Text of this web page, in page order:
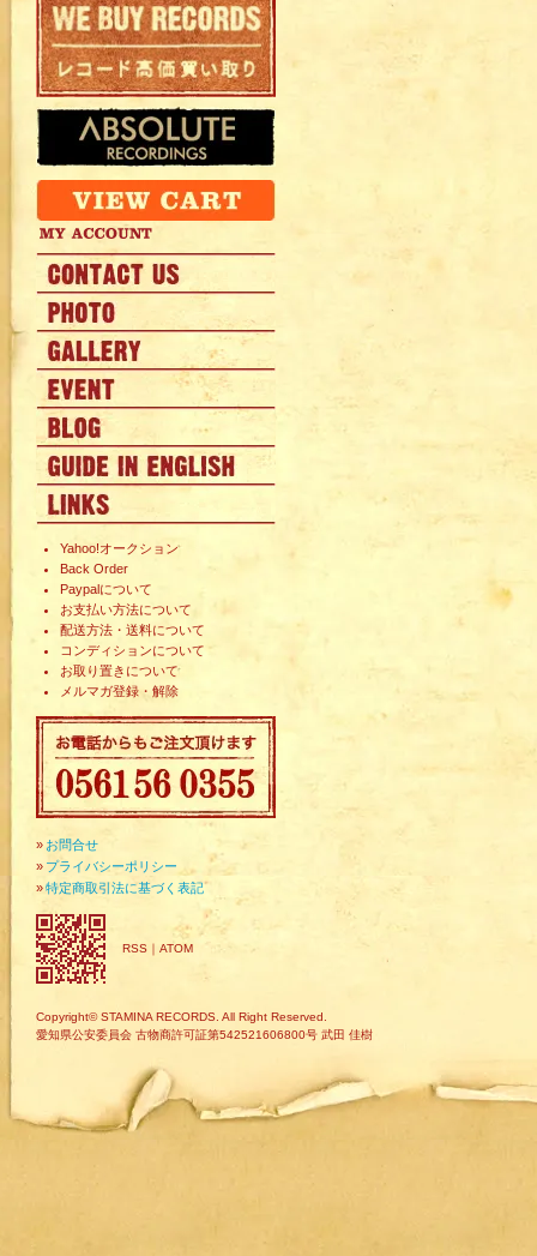
Yahoo!オークション
Back Order
Paypalについて
お支払い方法について
配送方法・送料について
コンディションについて
お取り置きについて
メルマガ登録・解除
» お問合せ
» プライバシーポリシー
»特定商取引法に基づく表記
RSS ｜ ATOM
Copyright© STAMINA RECORDS. All Right Reserved.
愛知県公安委員会 古物商許可証第542521606800号 武田 佳樹